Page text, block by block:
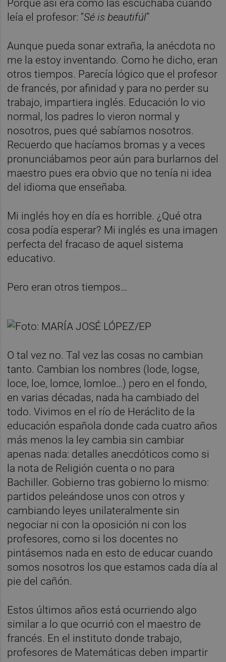
Porque así era como las escuchaba cuando
leía el profesor: “Sé is beautifúl”
Aunque pueda sonar extraña, la anécdota no
me la estoy inventando. Como he dicho, eran
otros tiempos. Parecía lógico que el profesor
de francés, por afinidad y para no perder su
trabajo, impartiera inglés. Educación lo vio
normal, los padres lo vieron normal y
nosotros, pues qué sabíamos nosotros.
Recuerdo que hacíamos bromas y a veces
pronunciábamos peor aún para burlarnos del
maestro pues era obvio que no tenía ni idea
del idioma que enseñaba.
Mi inglés hoy en día es horrible. ¿Qué otra
cosa podía esperar? Mi inglés es una imagen
perfecta del fracaso de aquel sistema
educativo.
Pero eran otros tiempos…
O tal vez no. Tal vez las cosas no cambian
tanto. Cambian los nombres (lode, logse,
loce, loe, lomce, lomloe…) pero en el fondo,
en varias décadas, nada ha cambiado del
todo. Vivimos en el río de Heráclito de la
educación española donde cada cuatro años
más menos la ley cambia sin cambiar
apenas nada: detalles anecdóticos como si
la nota de Religión cuenta o no para
Bachiller. Gobierno tras gobierno lo mismo:
partidos peleándose unos con otros y
cambiando leyes unilateralmente sin
negociar ni con la oposición ni con los
profesores, como si los docentes no
pintásemos nada en esto de educar cuando
somos nosotros los que estamos cada día al
pie del cañón.
Estos últimos años está ocurriendo algo
similar a lo que ocurrió con el maestro de
francés. En el instituto donde trabajo,
profesores de Matemáticas deben impartir